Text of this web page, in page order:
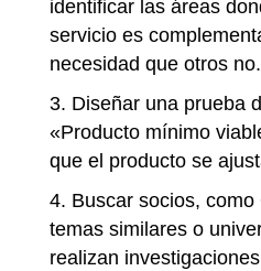
identificar las áreas
servicio es
necesidad que otros no.
Diseñar una prueba
«Producto mínimo
que el producto se
Buscar socios,
temas similares o
realizan